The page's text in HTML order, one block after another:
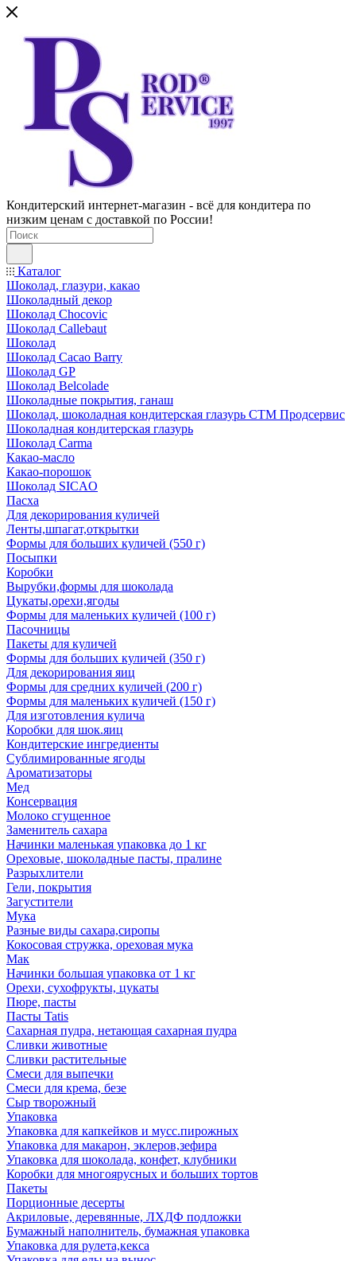
Кондитерский интернет-магазин - всё для кондитера по
низким ценам с доставкой по России!
Каталог
Шоколад, глазури, какао
Шоколадный декор
Шоколад Chocovic
Шоколад Callebaut
Шоколад
Шоколад Cacao Barry
Шоколад GP
Шоколад Belcolade
Шоколадные покрытия, ганаш
Шоколад, шоколадная кондитерская глазурь СТМ Продсервис
Шоколадная кондитерская глазурь
Шоколад Carma
Какао-масло
Какао-порошок
Шоколад SICAO
Пасха
Для декорирования куличей
Ленты,шпагат,открытки
Формы для больших куличей (550 г)
Посыпки
Коробки
Вырубки,формы для шоколада
Цукаты,орехи,ягоды
Формы для маленьких куличей (100 г)
Пасочницы
Пакеты для куличей
Формы для больших куличей (350 г)
Для декорирования яиц
Формы для средних куличей (200 г)
Формы для маленьких куличей (150 г)
Для изготовления кулича
Коробки для шок.яиц
Кондитерские ингредиенты
Сублимированные ягоды
Ароматизаторы
Мед
Консервация
Молоко сгущенное
Заменитель сахара
Начинки маленькая упаковка до 1 кг
Ореховые, шоколадные пасты, пралине
Разрыхлители
Гели, покрытия
Загустители
Мука
Разные виды сахара,сиропы
Кокосовая стружка, ореховая мука
Мак
Начинки большая упаковка от 1 кг
Орехи, сухофрукты, цукаты
Пюре, пасты
Пасты Tatis
Сахарная пудра, нетающая сахарная пудра
Сливки животные
Сливки растительные
Смеси для выпечки
Смеси для крема, безе
Сыр творожный
Упаковка
Упаковка для капкейков и мусс.пирожных
Упаковка для макарон, эклеров,зефира
Упаковка для шоколада, конфет, клубники
Коробки для многоярусных и больших тортов
Пакеты
Порционные десерты
Акриловые, деревянные, ЛХДФ подложки
Бумажный наполнитель, бумажная упаковка
Упаковка для рулета,кекса